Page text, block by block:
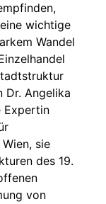
wichtige
Wandel
Dr. Angelika
Expertin
sie
des 19.
von